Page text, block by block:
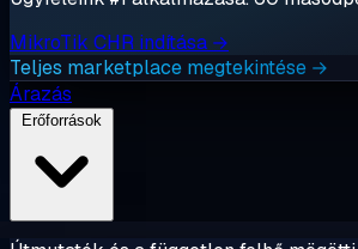
MikroTik CHR indítása →
Teljes marketplace megtekintése →
Árazás